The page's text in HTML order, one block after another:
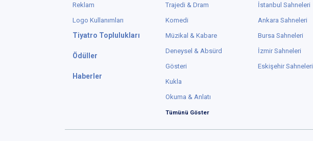
Reklam
Logo Kullanımları
Tiyatro Toplulukları
Ödüller
Haberler
Trajedi & Dram
Komedi
Müzikal & Kabare
Deneysel & Absürd
Gösteri
Kukla
Okuma & Anlatı
Tümünü Göster
İstanbul Sahneleri
Ankara Sahneleri
Bursa Sahneleri
İzmir Sahneleri
Eskişehir Sahneleri